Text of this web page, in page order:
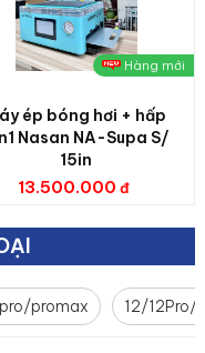
Hàng mới
ép bóng hơi + hấp
Nasan NA-Supa S/
15in
13.500.000
promax 12/12Pro/